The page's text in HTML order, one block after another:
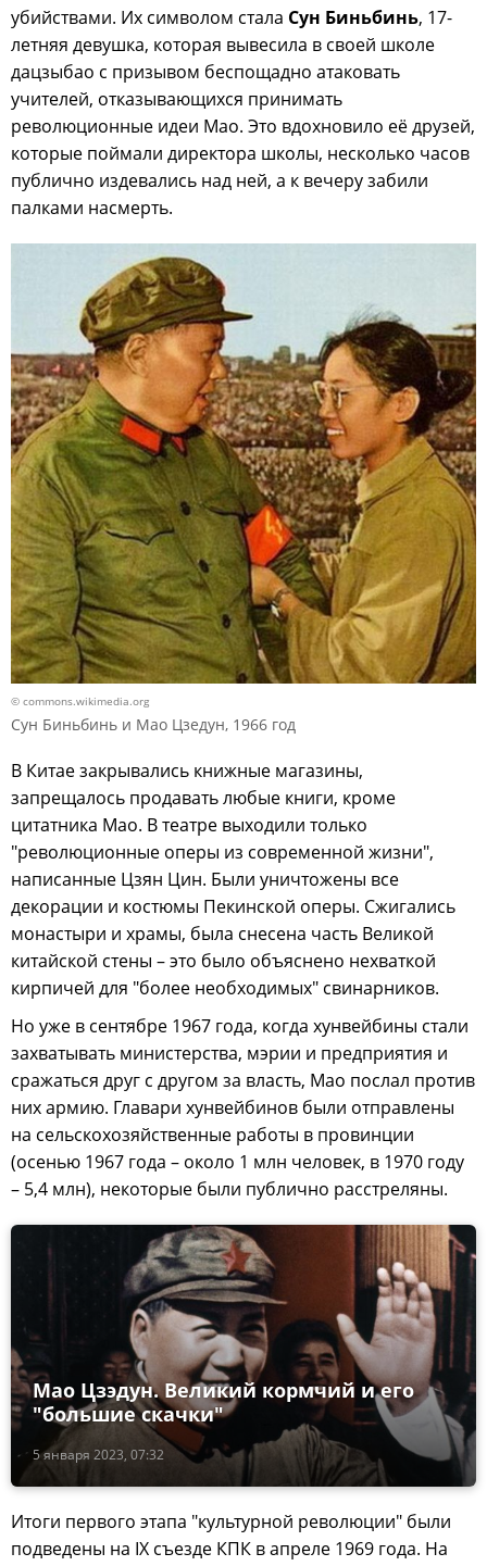
убийствами. Их символом стала Сун Биньбинь, 17-
летняя девушка, которая вывесила в своей школе
дацзыбао с призывом беспощадно атаковать
учителей, отказывающихся принимать
революционные идеи Мао. Это вдохновило её друзей,
которые поймали директора школы, несколько часов
публично издевались над ней, а к вечеру забили
палками насмерть.
© commons.wikimedia.org
Сун Биньбинь и Мао Цзедун, 1966 год
В Китае закрывались книжные магазины,
запрещалось продавать любые книги, кроме
цитатника Мао. В театре выходили только
"революционные оперы из современной жизни",
написанные Цзян Цин. Были уничтожены все
декорации и костюмы Пекинской оперы. Сжигались
монастыри и храмы, была снесена часть Великой
китайской стены – это было объяснено нехваткой
кирпичей для "более необходимых" свинарников.
Но уже в сентябре 1967 года, когда хунвейбины стали
захватывать министерства, мэрии и предприятия и
сражаться друг с другом за власть, Мао послал против
них армию. Главари хунвейбинов были отправлены
на сельскохозяйственные работы в провинции
(осенью 1967 года – около 1 млн человек, в 1970 году
– 5,4 млн), некоторые были публично расстреляны.
5 января 2023, 07:32
Мао Цзэдун. Великий кормчий и его
"большие скачки"
Итоги первого этапа "культурной революции" были
подведены на IX съезде КПК в апреле 1969 года. На